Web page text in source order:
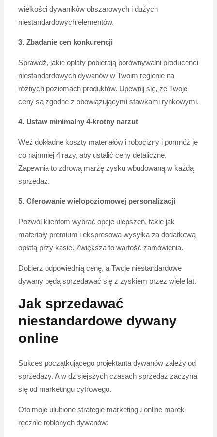
wielkości dywaników obszarowych i dużych
niestandardowych elementów.
3. Zbadanie cen konkurencji
Sprawdź, jakie opłaty pobierają porównywalni producenci
niestandardowych dywanów w Twoim regionie na
różnych poziomach produktów. Upewnij się, że Twoje
ceny są zgodne z obowiązującymi stawkami rynkowymi.
4. Ustaw minimalny 4-krotny narzut
Weź dokładne koszty materiałów i robocizny i pomnóż je
co najmniej 4 razy, aby ustalić ceny detaliczne.
Zapewnia to zdrową marżę zysku wbudowaną w każdą
sprzedaż.
5. Oferowanie wielopoziomowej personalizacji
Pozwól klientom wybrać opcje ulepszeń, takie jak
materiały premium i ekspresowa wysyłka za dodatkową
opłatą przy kasie. Zwiększa to wartość zamówienia.
Dobierz odpowiednią cenę, a Twoje niestandardowe
dywany będą sprzedawać się z zyskiem przez wiele lat.
Jak sprzedawać
niestandardowe dywany
online
Sukces początkującego projektanta dywanów zależy od
sprzedaży. A w dzisiejszych czasach sprzedaż zaczyna
się od marketingu cyfrowego.
Oto moje ulubione strategie marketingu online marek
ręcznie robionych dywanów: